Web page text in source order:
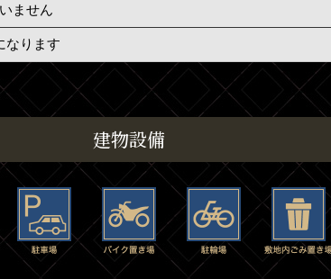
ません
なります
建物設備